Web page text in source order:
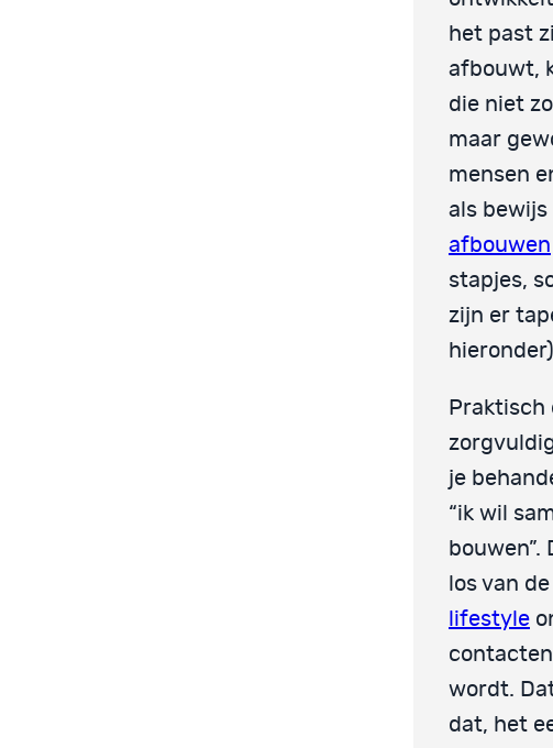
het past
afbouwt,
die niet
maar
mensen
als
afbouwen
stapjes,
zijn er
Praktisch
je
“ik wil
los van
lifestyle
wordt.
dat, het